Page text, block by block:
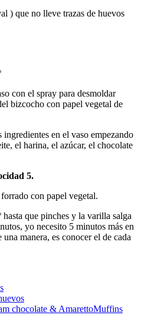
) que no lleve trazas de huevos
con el spray para desmoldar
bizcocho con papel vegetal de
ingredientes en el vaso empezando
el harina, el azúcar, el chocolate
5.
con papel vegetal.
que pinches y la varilla salga
yo necesito 5 minutos más en
manera, es conocer el de cada
chocolate & AmarettoMuffins